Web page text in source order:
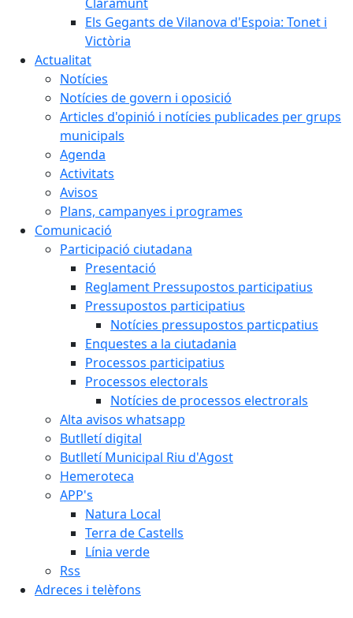
Els Gegants de Vilanova d'Espoia: Tonet i
Victòria
Actualitat
Notícies
Notícies de govern i oposició
Articles d'opinió i notícies publicades per grups
municipals
Agenda
Activitats
Avisos
Plans, campanyes i programes
Comunicació
Participació ciutadana
Presentació
Reglament Pressupostos participatius
Pressupostos participatius
Notícies pressupostos particpatius
Enquestes a la ciutadania
Processos participatius
Processos electorals
Notícies de processos electrorals
Alta avisos whatsapp
Butlletí digital
Butlletí Municipal Riu d'Agost
Hemeroteca
APP's
Natura Local
Terra de Castells
Línia verde
Rss
Adreces i telèfons